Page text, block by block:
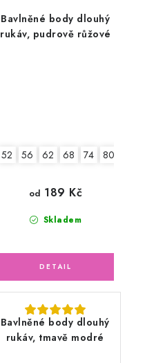
Bavlněné body dlouhý
rukáv, pudrově růžové
52 56 62 68 74 80
Skladem
od 189 Kč
Bavlněné body dlouhý
rukáv, tmavě modré